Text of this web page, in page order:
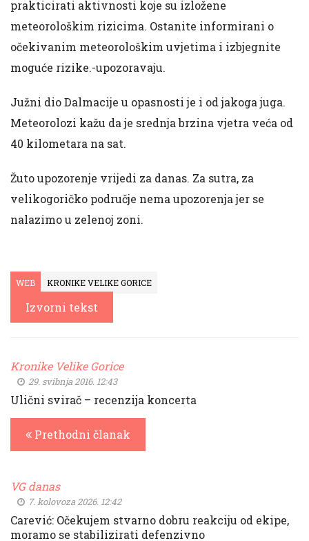
prakticirati aktivnosti koje su izložene
meteorološkim rizicima. Ostanite informirani o
očekivanim meteorološkim uvjetima i izbjegnite
moguće rizike.-upozoravaju.
Južni dio Dalmacije u opasnosti je i od jakoga juga.
Meteorolozi kažu da je srednja brzina vjetra veća od
40 kilometara na sat.
Žuto upozorenje vrijedi za danas. Za sutra, za
velikogoričko područje nema upozorenja jer se
nalazimo u zelenoj zoni.
WEB KRONIKE VELIKE GORICE
Izvorni tekst
Kronike Velike Gorice
29. svibnja 2016. 12:43
Ulični svirač – recenzija koncerta
Prethodni članak
VG danas
7. kolovoza 2026. 12:42
Carević: Očekujem stvarno dobru reakciju od ekipe,
moramo se stabilizirati defenzivno